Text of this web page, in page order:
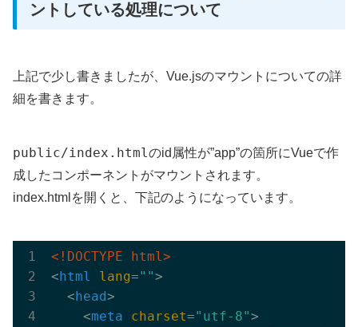
ントしている処理について
上記で少し書きましたが、Vue.jsのマウントについての詳
細を書きます。
public/index.htmlのid属性が”app”の箇所にVueで作
成したコンポーネントがマウントされます。
index.htmlを開くと、下記のようになっています。
<!DOCTYPE html>
<html lang="">
<head>
<meta charset="utf-8">